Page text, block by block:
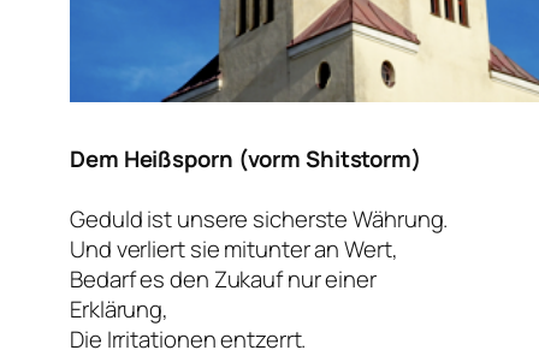
Dem Heißsporn (vorm Shitstorm)
Geduld ist unsere sicherste Währung.
Und verliert sie mitunter an Wert,
Bedarf es den Zukauf nur einer
Erklärung,
Die Irritationen entzerrt.